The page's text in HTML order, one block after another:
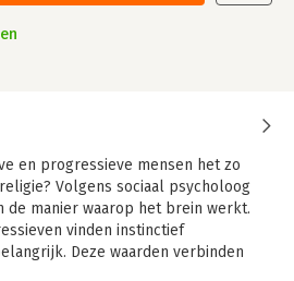
en progressieve mensen het zo
Volgens sociaal psycholoog
de manier waarop het brein werkt.
vinden instinctief
Deze waarden verbinden